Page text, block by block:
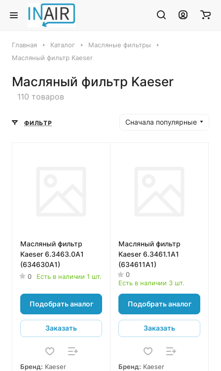
Главная Каталог
Масляные фильтры
Масляный фильтр Kaeser
Масляный фильтр Kaeser
110 товаров
ФИЛЬТР Сначала популярные
Масляный фильтр
Kaeser 6.3463.0A1
(634630A1)
0 Есть в наличии 1 шт.
Подобрать аналог
Заказать
Бренд: Kaeser
Масляный фильтр
Kaeser 6.3461.1A1
(634611A1)
0
Есть в наличии 3 шт.
Подобрать аналог
Заказать
Бренд: Kaeser